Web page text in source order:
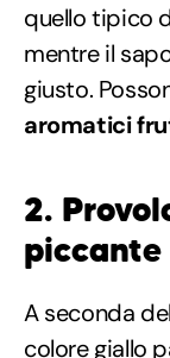
quello tipico
mentre il
giusto.
aromatici
2.
piccante
A seconda
colore giallo